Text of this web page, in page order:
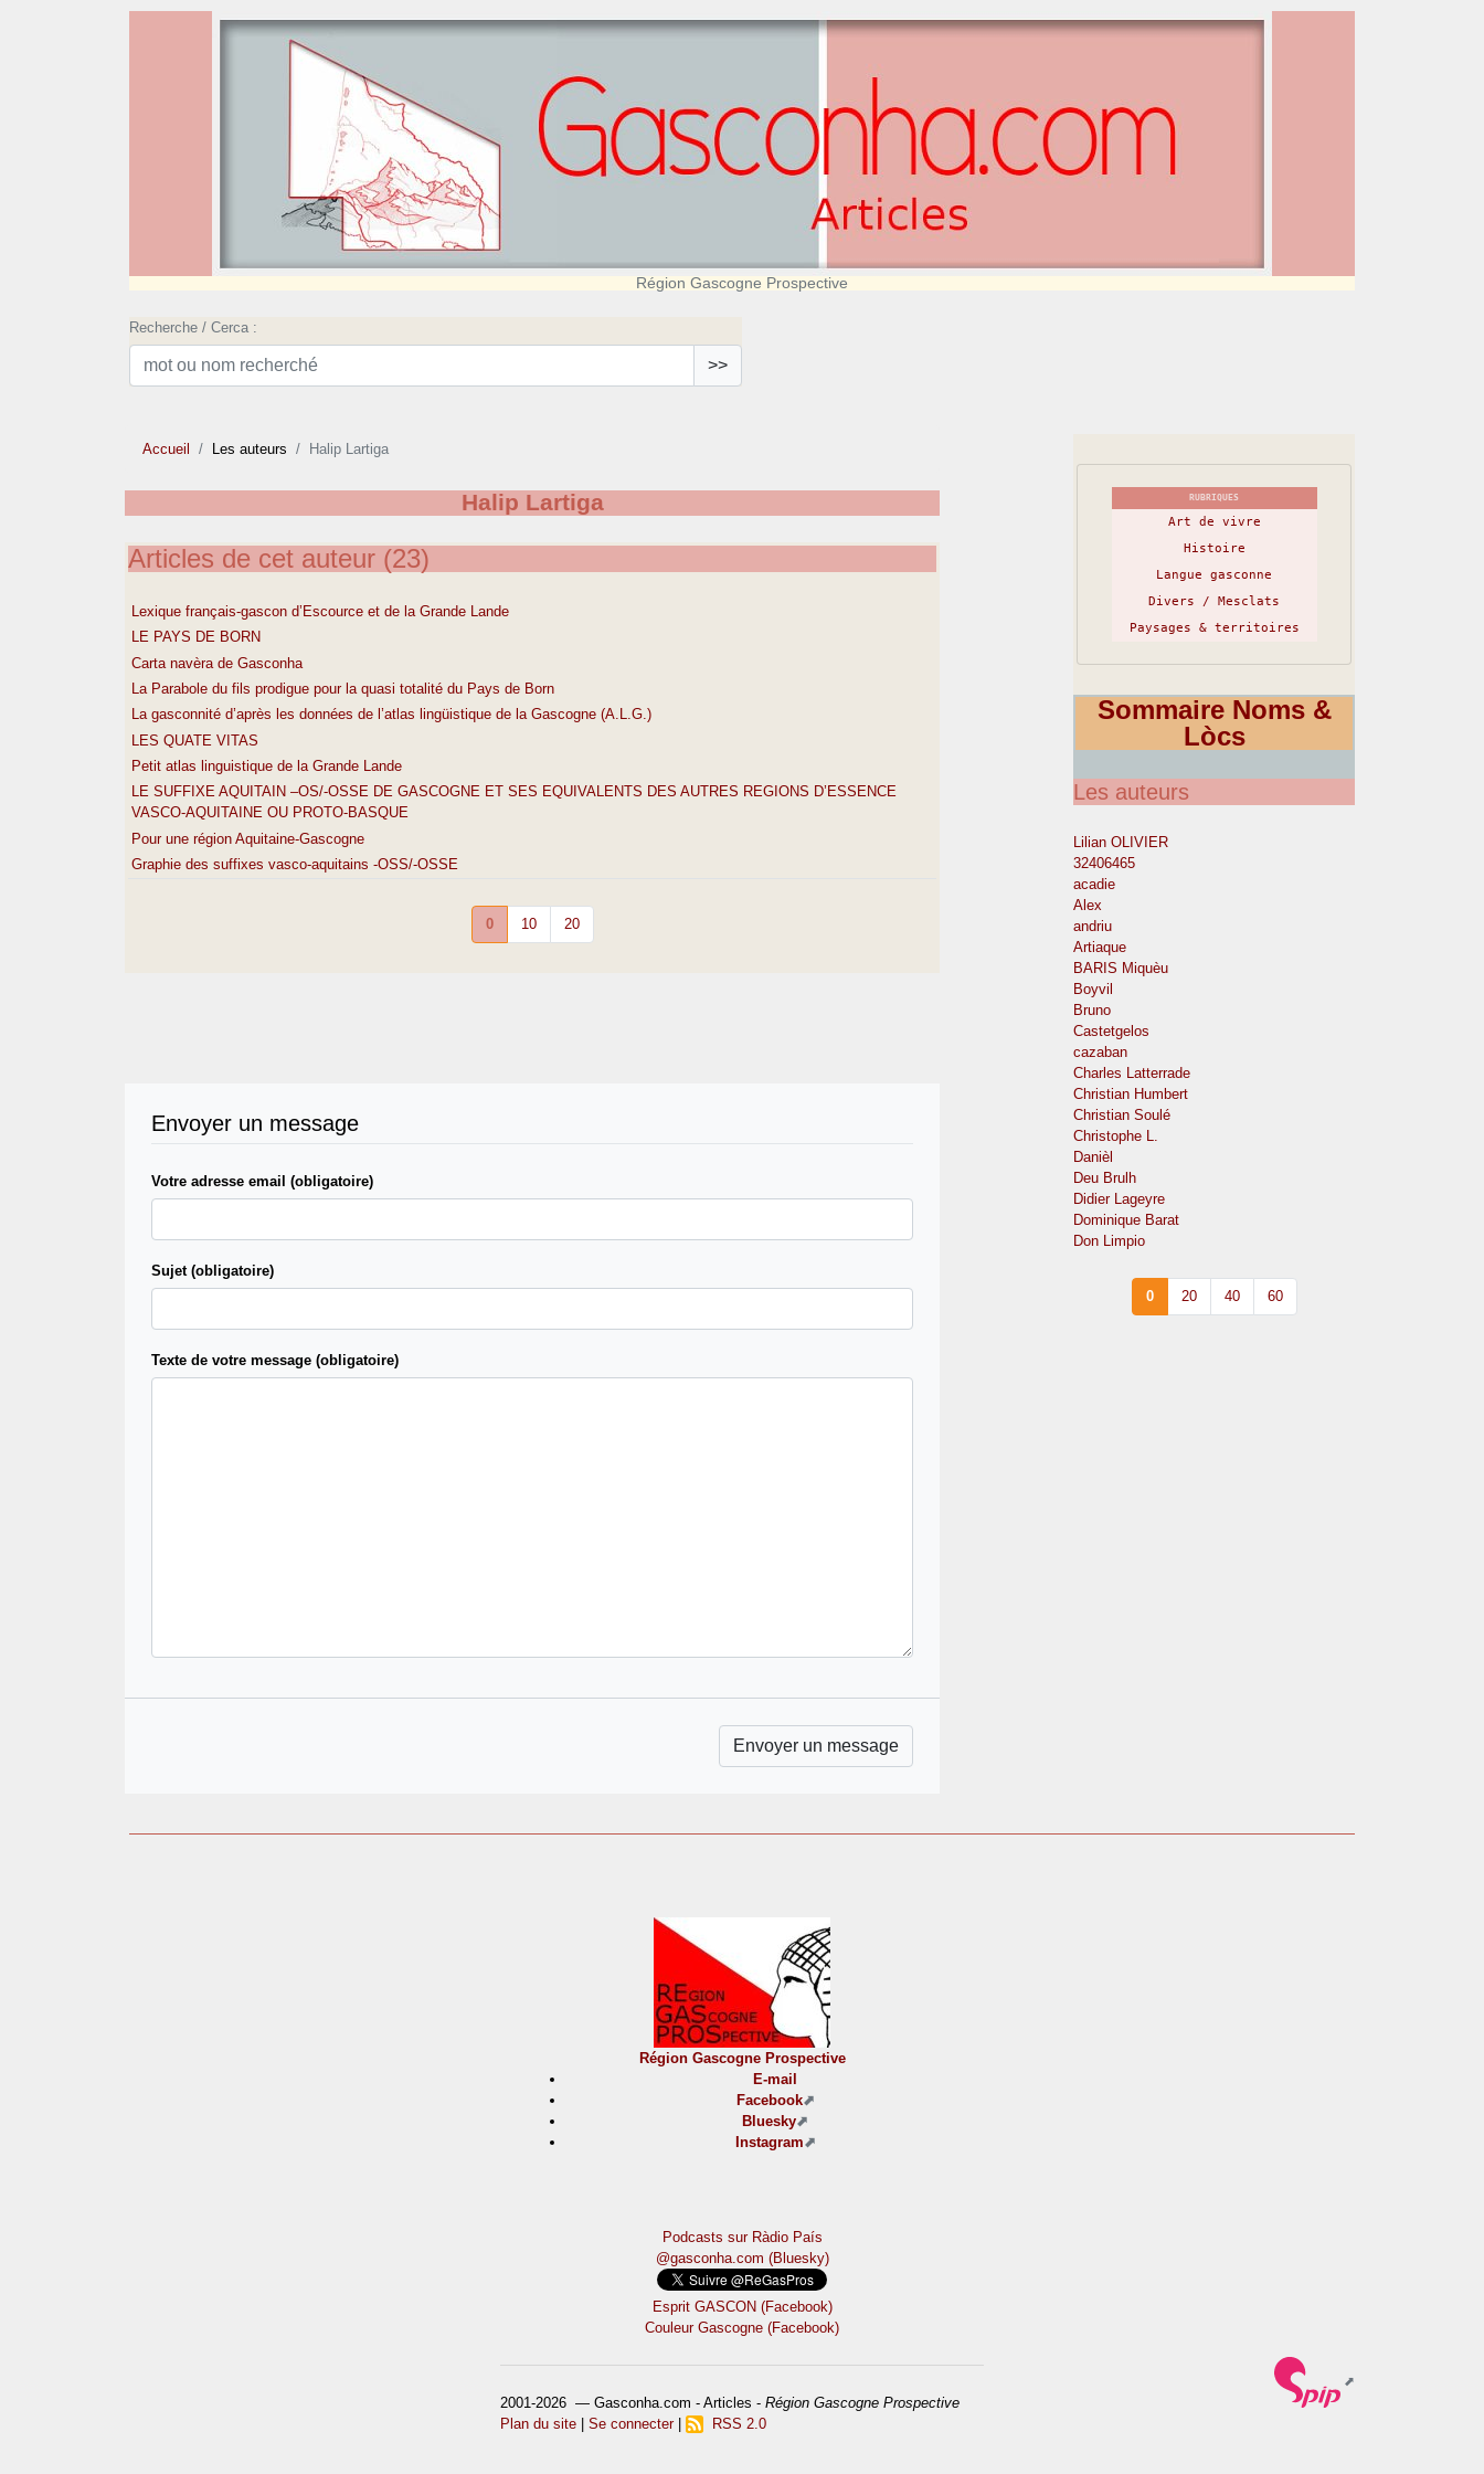
Région Gascogne Prospective
Recherche / Cerca :
>>
Accueil Les auteurs Halip Lartiga
Halip Lartiga
Articles de cet auteur (23)
Lexique français-gascon d’Escource et de la Grande Lande
LE PAYS DE BORN
Carta navèra de Gasconha
La Parabole du fils prodigue pour la quasi totalité du Pays de Born
La gasconnité d’après les données de l’atlas lingüistique de la Gascogne (A.L.G.)
LES QUATE VITAS
Petit atlas linguistique de la Grande Lande
LE SUFFIXE AQUITAIN –OS/-OSSE DE GASCOGNE ET SES EQUIVALENTS DES AUTRES REGIONS D’ESSENCE
VASCO-AQUITAINE OU PROTO-BASQUE
Pour une région Aquitaine-Gascogne
Graphie des suffixes vasco-aquitains -OSS/-OSSE
0 10 20
Envoyer un message
Votre adresse email (obligatoire)
Sujet (obligatoire)
Texte de votre message (obligatoire)
RUBRIQUES
Art de vivre
Histoire
Langue gasconne
Divers / Mesclats
Paysages & territoires
Sommaire Noms &
Lòcs
Les auteurs
Lilian OLIVIER
32406465
acadie
Alex
andriu
Artiaque
BARIS Miquèu
Boyvil
Bruno
Castetgelos
cazaban
Charles Latterrade
Christian Humbert
Christian Soulé
Christophe L.
Danièl
Deu Brulh
Didier Lageyre
Dominique Barat
Don Limpio
0 20 40 60
Région Gascogne Prospective
E-mail
Facebook
Bluesky
Instagram
Podcasts sur Ràdio País
@gasconha.com (Bluesky)
Esprit GASCON (Facebook)
Couleur Gascogne (Facebook)
2001-2026 — Gasconha.com - Articles - Région Gascogne Prospective
Plan du site
Se connecter| RSS 2.0